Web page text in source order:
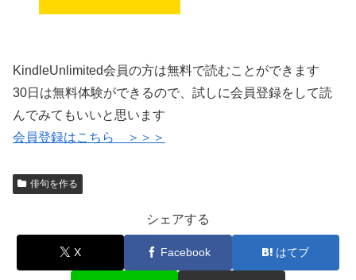
KindleUnlimited会員の方は無料で読むことができます
30日は無料体験ができるので、試しに会員登録をして読
んでみてもいいと思います
会員登録はこちら ＞＞＞
俳句を作る
シェアする
X Facebook はてブ